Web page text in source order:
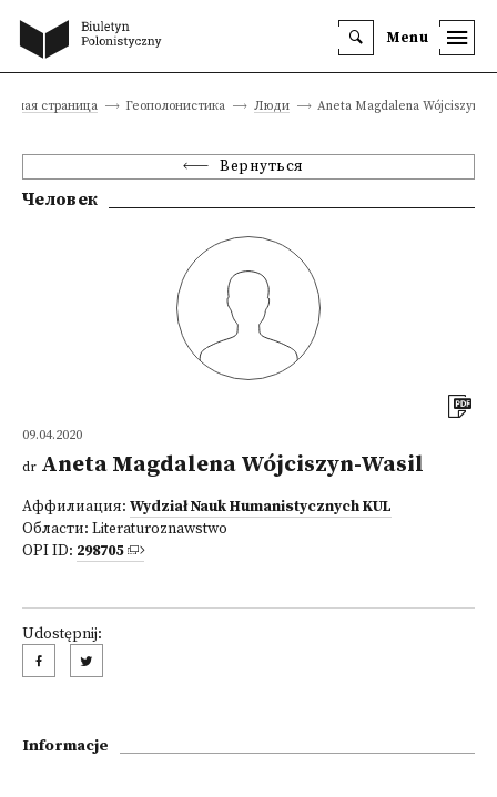
Menu
страница Геополонистика Люди Aneta Magdalena Wójciszyn-
Вернуться
Человек
09.04.2020
dr Aneta Magdalena Wójciszyn-Wasil
Аффилиация: Wydział Nauk Humanistycznych KUL
Области: Literaturoznawstwo
OPI ID: 298705
Udostępnij:
Informacje